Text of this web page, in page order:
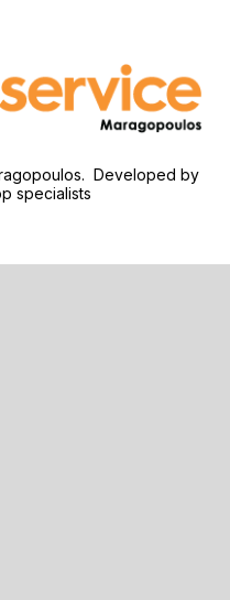
Developed by
specialists